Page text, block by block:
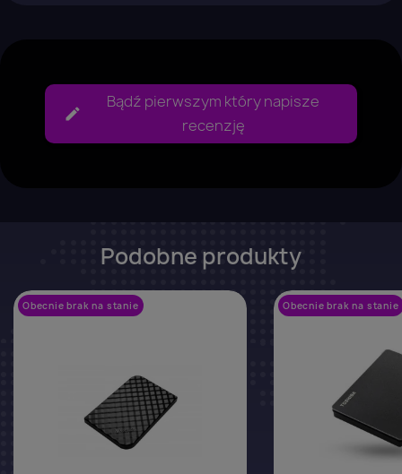
Bądź pierwszym który napisze
recenzję
Podobne produkty
Obecnie brak na stanie Obecnie brak na stanie